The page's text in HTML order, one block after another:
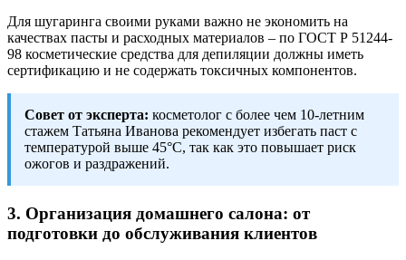
Для шугаринга своими руками важно не экономить на
качествах пасты и расходных материалов – по ГОСТ Р 51244-
98 косметические средства для депиляции должны иметь
сертификацию и не содержать токсичных компонентов.
Совет от эксперта: косметолог с более чем 10-летним
стажем Татьяна Иванова рекомендует избегать паст с
температурой выше 45°C, так как это повышает риск
ожогов и раздражений.
3. Организация домашнего салона: от
подготовки до обслуживания клиентов